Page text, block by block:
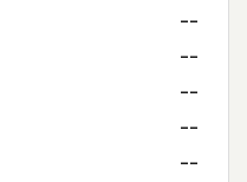
--
--
--
--
--